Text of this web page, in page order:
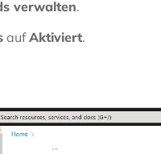
verwalten.
aufAktiviert.